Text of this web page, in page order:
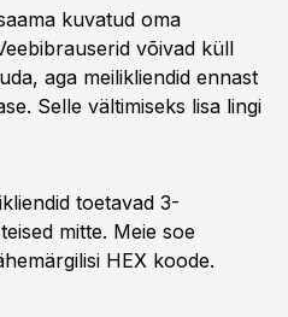
kuvatud oma
võivad küll
aga meilikliendid ennast
Selle vältimiseks lisa lingi
toetavad 3-
mitte. Meie soe
HEX koode.